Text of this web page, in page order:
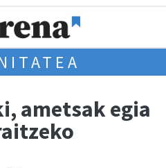
ametsak egia